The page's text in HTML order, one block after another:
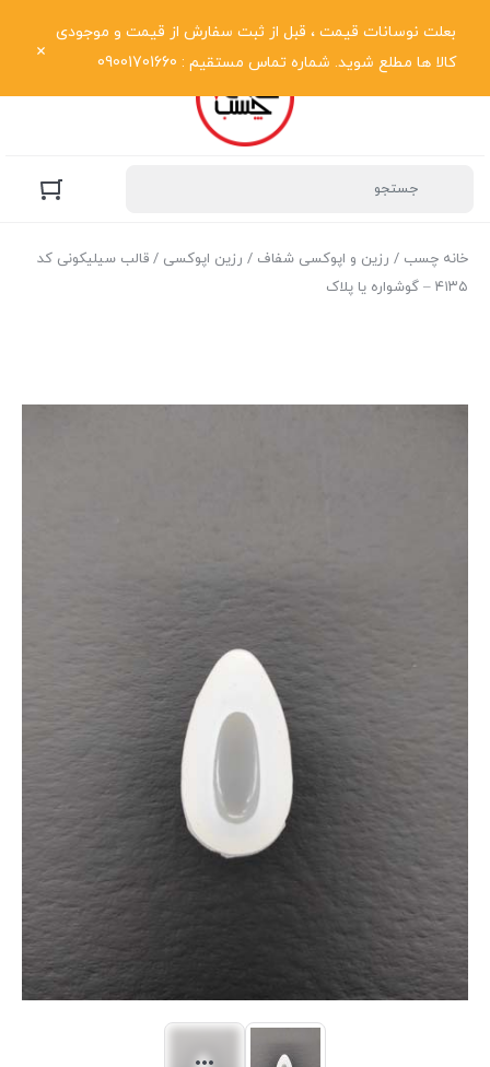
بعلت نوسانات قیمت ، قبل از ثبت سفارش از قیمت و موجودی
کالا ها مطلع شوید. شماره تماس مستقیم : 09001701660
خانه چسب / رزین و اپوکسی شفاف / رزین اپوکسی / قالب سیلیکونی کد
۴۱۳۵ – گوشواره یا پلاک